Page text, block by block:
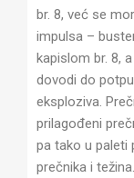
br. 8, već se
impulsa –
kapislom br. 8,
dovodi do
eksploziva.
prilagođeni
pa tako u paleti
prečnika i težina.